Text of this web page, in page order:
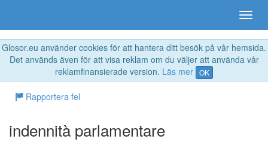
Glosor.eu använder cookies för att hantera ditt besök på vår hemsida.
Det används även för att visa reklam om du väljer att använda vår
reklamfinansierade version. Läs mer OK
Rapportera fel
indennità parlamentare